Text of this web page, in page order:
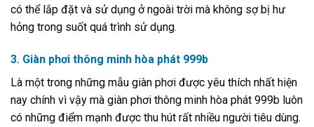
có thể lắp đặt và sử dụng ở ngoài trời mà không sợ bị hư
hỏng trong suốt quá trình sử dụng.
3. Giàn phơi thông minh hòa phát 999b
Là một trong những mẫu giàn phơi được yêu thích nhất hiện
nay chính vì vậy mà giàn phơi thông minh hòa phát 999b luôn
có những điểm mạnh được thu hút rất nhiều người tiêu dùng.